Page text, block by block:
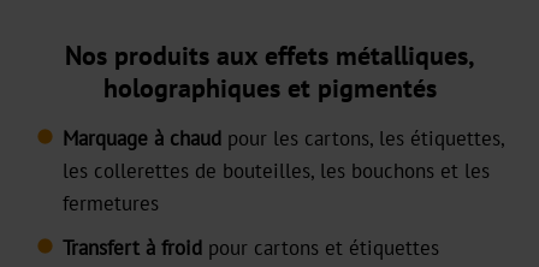
Plus
MX-
PRO
GDN
Versatile
Nos produits aux effets métalliques,
holographiques et pigmentés
Marquage à chaud pour les cartons, les étiquettes,
les collerettes de bouteilles, les bouchons et les
fermetures
Transfert à froid pour cartons et étiquettes